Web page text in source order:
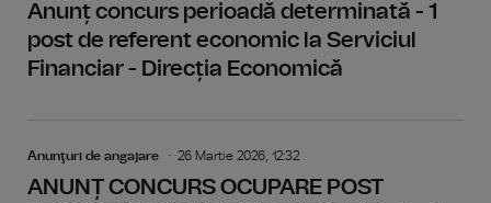
Anunț concurs perioadă determinată - 1
post de referent economic la Serviciul
Financiar - Direcția Economică
Anunţuri de angajare 26 Martie 2026, 12:32
ANUNȚ CONCURS OCUPARE POST